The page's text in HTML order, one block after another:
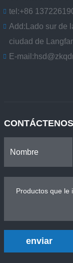
tel:+86
Add: Lado sur de
ciudad de
E-mail:
CONTÁCTENOS
enviar